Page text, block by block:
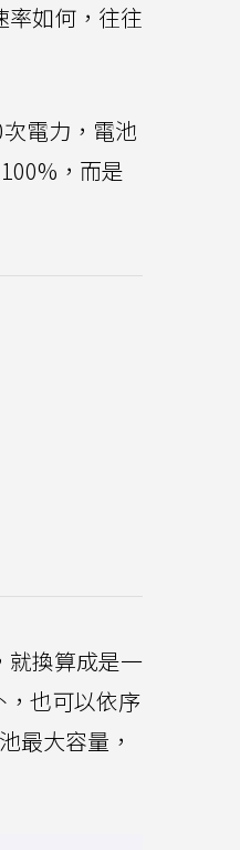
率如何，往往
電力，電池
，而是
就換算成是一
也可以依序
最大容量，